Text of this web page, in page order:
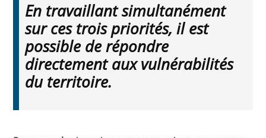
En travaillant simultanément
sur ces trois priorités, il est
possible de répondre
directement aux vulnérabilités
du territoire.